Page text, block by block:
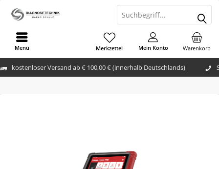
kostenloser Versand ab € 100,00 € (innerhalb Deutschlands)
Warenkorb
Merkzettel Mein Konto
Menü